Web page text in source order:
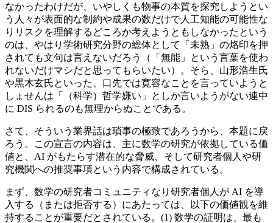
なかったわけだが、いやしくも物事の本質を探究しようとい
う人々が表面的な制約や成果の数だけで人工知能の可能性な
りリスクを理解するどころか考えようともしなかったという
のは、やはり学術研究分野の総体として「未熟」の烙印を押
されても文句は言えないだろう（「無能」という言葉を使わ
れないだけマシだと思ってもらいたい）。そら、山形浩生氏
や黒木玄氏といった、口先では寛容なことを言っていようと
しょせんは「（科学）哲学嫌い」としか言いようがない連中
に DIS られるのも無理からぬことである。
さて、そういう業界話は瑣事の極致であろうから、本題に戻
ろう。この宣言の内容は、主に数学の研究が依拠している価
値と、AI がもたらす潜在的な脅威、そして研究者個人や研
究機関への推奨事項という内容で構成されている。
まず、数学の研究者コミュニティなり研究者個人が AI を導
入する（または拒否する）にあたっては、以下の価値観を維
持することが重要だとされている。(1) 数学の証明は、最も